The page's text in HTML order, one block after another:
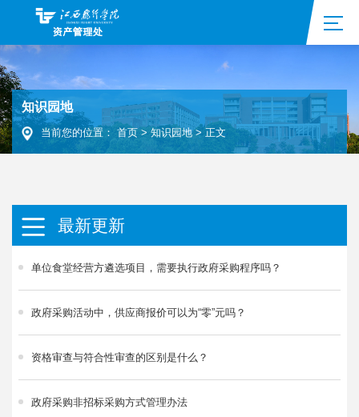
知识园地
当前您的位置： 首页> 知识园地> 正文
最新更新
单位食堂经营方遴选项目，需要执行政府采购程序吗？
政府采购活动中，供应商报价可以为“零”元吗？
资格审查与符合性审查的区别是什么？
政府采购非招标采购方式管理办法